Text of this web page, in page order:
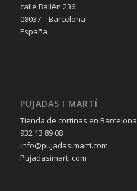
calle Bailèn 236
08037 – Barcelona
España
PUJADAS I MARTÍ
Tienda de cortinas en Barcelona
932 13 89 08
info@pujadasimarti.com
Pujadasimarti.com